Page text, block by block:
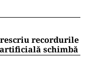
recordurile
schimbă